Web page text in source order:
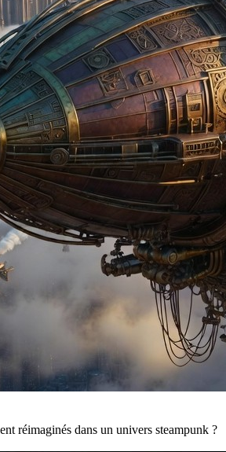
réimaginés dans un univers steampunk ?